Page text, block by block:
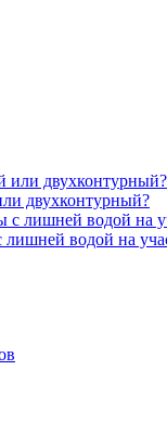
двухконтурный?
водой на